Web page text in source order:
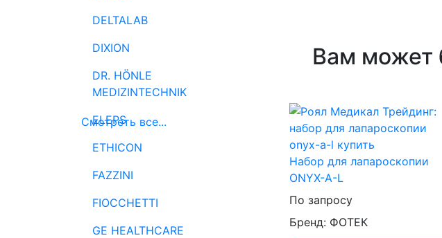
DELTALAB
DIXION
DR. HÖNLE
MEDIZINTECHNIK
ELEPS
ETHICON
FAZZINI
FIOCCHETTI
GE HEALTHCARE
Смотреть все...
Вам может
Набор для лапароскопии
ONYX-A-L
По запросу
Бренд: ФОТЕК